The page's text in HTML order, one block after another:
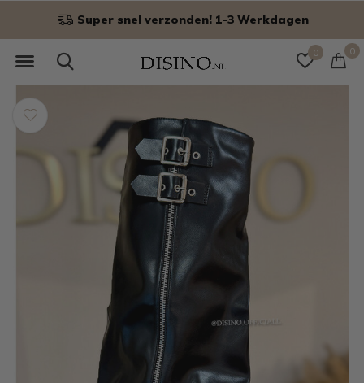
0 0
Niet goed? Geld terug!